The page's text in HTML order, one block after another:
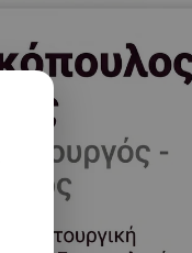
Κονδυλώματα